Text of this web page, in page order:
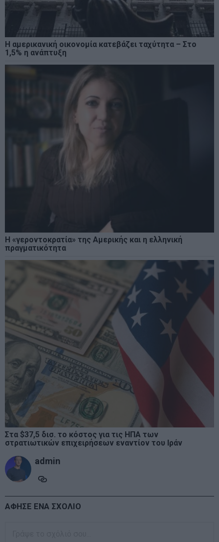
Η αμερικανική οικονομία κατεβάζει ταχύτητα – Στο
1,5% η ανάπτυξη
Η «γεροντοκρατία» της Αμερικής και η ελληνική
πραγματικότητα
Στα $37,5 δισ. το κόστος για τις ΗΠΑ των
στρατιωτικών επιχειρήσεων εναντίον του Ιράν
admin
ΑΦΗΣΕ ΕΝΑ ΣΧΟΛΙΟ